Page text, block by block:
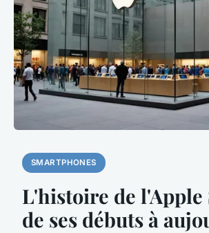
SMARTPHONES
L'histoire de l'Apple
de ses débuts à